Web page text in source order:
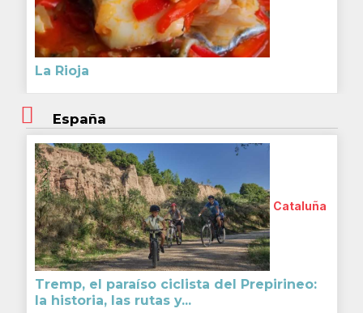
La Rioja
España
Cataluña
Tremp, el paraíso ciclista del Prepirineo:
la historia, las rutas y...